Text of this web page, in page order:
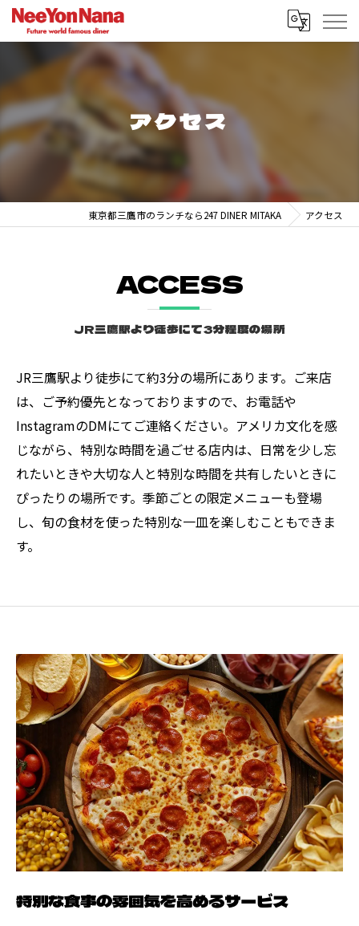
アクセス
東京都三鷹市のランチなら247 DINER MITAKA アクセス
JR三鷹駅より徒歩にて3分程度の場所
ACCESS
JR三鷹駅より徒歩にて約3分の場所にあります。ご来店
は、ご予約優先となっておりますので、お電話や
InstagramのDMにてご連絡ください。アメリカ文化を感
じながら、特別な時間を過ごせる店内は、日常を少し忘
れたいときや大切な人と特別な時間を共有したいときに
ぴったりの場所です。季節ごとの限定メニューも登場
し、旬の食材を使った特別な一皿を楽しむこともできま
す。
特別な食事の雰囲気を高めるサービス